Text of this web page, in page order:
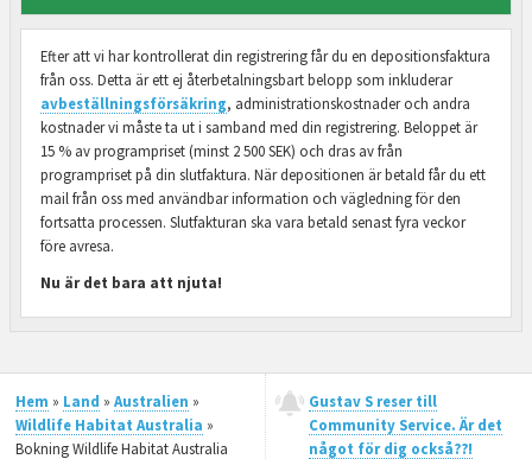
Efter att vi har kontrollerat din registrering får du en depositionsfaktura
från oss. Detta är ett ej återbetalningsbart belopp som inkluderar
avbeställningsförsäkring, administrationskostnader och andra
kostnader vi måste ta ut i samband med din registrering. Beloppet är
15 % av programpriset (minst 2 500 SEK) och dras av från
programpriset på din slutfaktura. När depositionen är betald får du ett
mail från oss med användbar information och vägledning för den
fortsatta processen. Slutfakturan ska vara betald senast fyra veckor
före avresa.
Nu är det bara att njuta!
Hem » Land » Australien »
Wildlife Habitat Australia »
Bokning Wildlife Habitat Australia
Gustav S reser till
Community Service. Är det
något för dig också??!